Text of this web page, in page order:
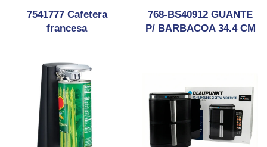
7541777 Cafetera
francesa
768-BS40912 GUANTE
P/ BARBACOA 34.4 CM